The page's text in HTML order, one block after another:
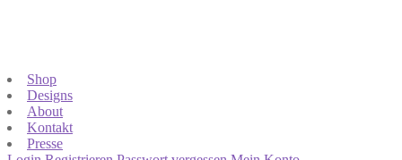
Shop
Designs
About
Kontakt
Presse